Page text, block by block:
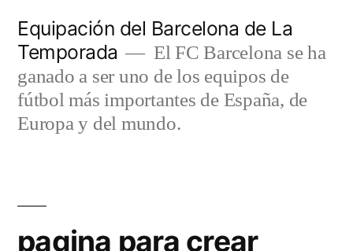
contenido
Equipación del Barcelona de La
Temporada
El FC Barcelona se ha
ganado a ser uno de los equipos de
fútbol más importantes de España, de
Europa y del mundo.
pagina para crear